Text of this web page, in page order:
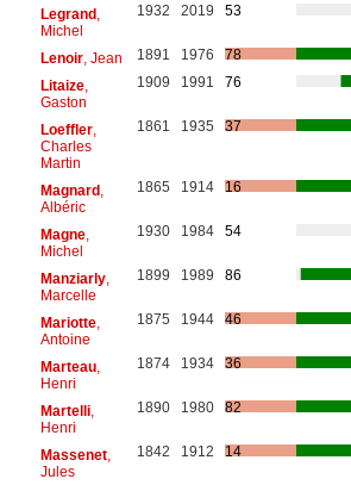
Legrand,
Michel
1932 2019 53
Lenoir, Jean 1891 1976
78
Litaize,
Gaston
1909 1991 76
Loeffler,
Charles
Martin
1861 1935 37
Magnard,
Albéric
1865 1914 16
Magne,
Michel
1930 1984 54
Manziarly,
Marcelle
1899 1989 86
Mariotte,
Antoine
1875 1944 46
Marteau,
Henri
1874 1934 36
Martelli,
Henri
1890 1980 82
Massenet,
Jules
1842 1912 14